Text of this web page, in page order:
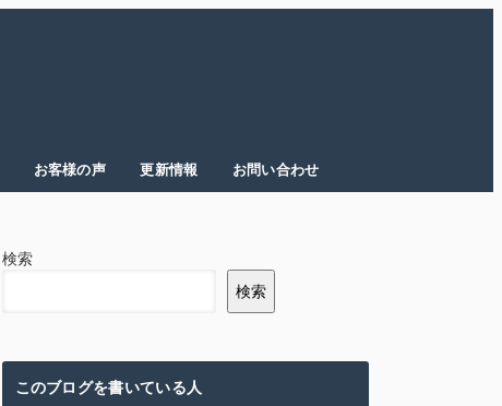
お客様の声 更新情報 お問い合わせ
検索
検索
このブログを書いている人